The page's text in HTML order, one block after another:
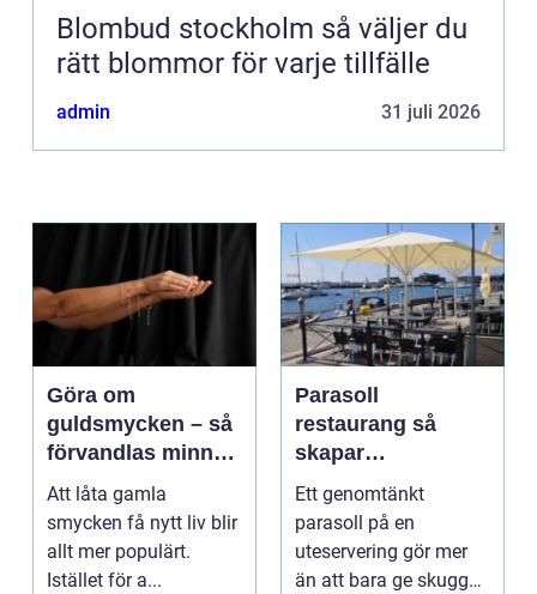
Blombud stockholm så väljer du
rätt blommor för varje tillfälle
admin 31 juli 2026
Göra om
guldsmycken – så
förvandlas minnen
till nya favoriter
Att låta gamla
smycken få nytt liv blir
allt mer populärt.
Istället för a...
Parasoll
restaurang så
skapar
uteserveringen rätt
känsla året runt
Ett genomtänkt
parasoll på en
uteservering gör mer
än att bara ge skugga.